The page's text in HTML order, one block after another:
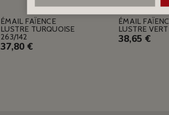
ÉMAIL FAÏENCE
LUSTRE TURQUOISE
263/142
37,80 €
ÉMAIL
LUSTRE
38,65 €